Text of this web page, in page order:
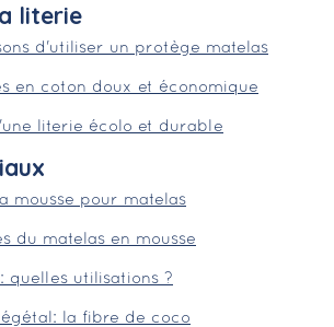
literie
d'utiliser un protège matelas
en coton doux et économique
literie écolo et durable
mousse pour matelas
du matelas en mousse
quelles utilisations ?
la fibre de coco